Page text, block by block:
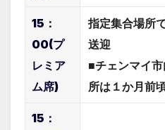
15：
00(プ
レミア
ム席)
指定集合場所
送迎
■チェンマイ
所は１か月前
15：